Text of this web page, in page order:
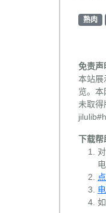
熟肉
免责声
本站展
览。
未取
下载帮